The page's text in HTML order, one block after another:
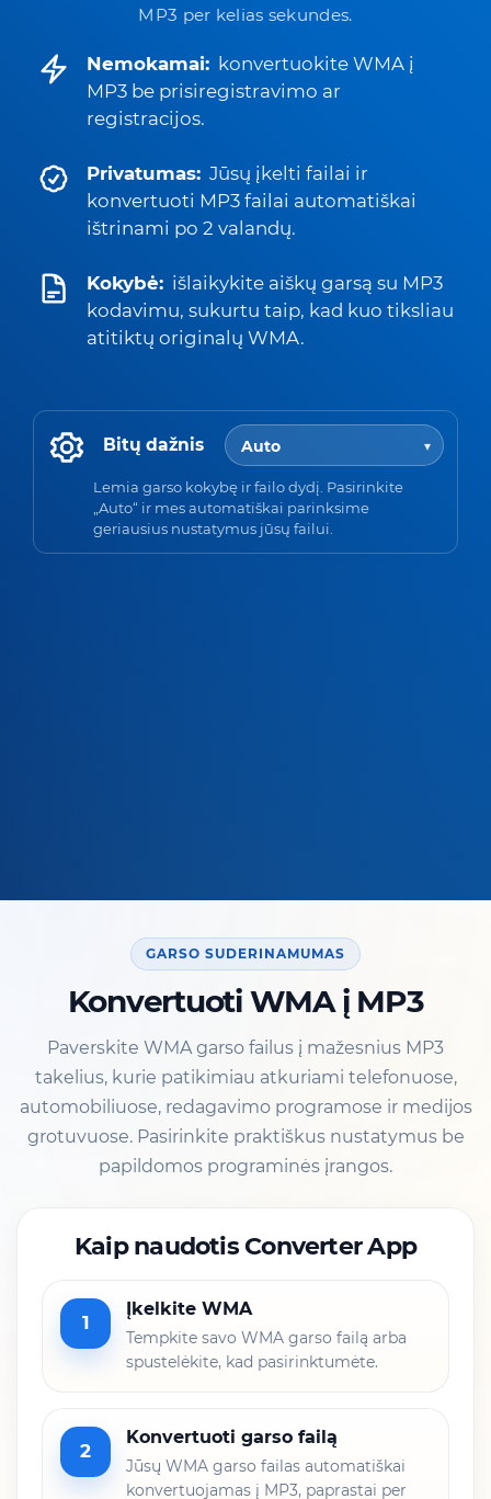
MP3 per kelias sekundes.
Nemokamai: konvertuokite WMA į
MP3 be prisiregistravimo ar
registracijos.
Privatumas: Jūsų įkelti failai ir
konvertuoti MP3 failai automatiškai
ištrinami po 2 valandų.
Kokybė: išlaikykite aiškų garsą su MP3
kodavimu, sukurtu taip, kad kuo tiksliau
atitiktų originalų WMA.
Bitų dažnis
Lemia garso kokybę ir failo dydį. Pasirinkite
„Auto“ ir mes automatiškai parinksime
geriausius nustatymus jūsų failui.
GARSO SUDERINAMUMAS
Konvertuoti WMA į MP3
Paverskite WMA garso failus į mažesnius MP3
takelius, kurie patikimiau atkuriami telefonuose,
automobiliuose, redagavimo programose ir medijos
grotuvuose. Pasirinkite praktiškus nustatymus be
papildomos programinės įrangos.
Kaip naudotis Converter App
1
Įkelkite WMA
Tempkite savo WMA garso failą arba
spustelėkite, kad pasirinktumėte.
2
Konvertuoti garso failą
Jūsų WMA garso failas automatiškai
konvertuojamas į MP3, paprastai per